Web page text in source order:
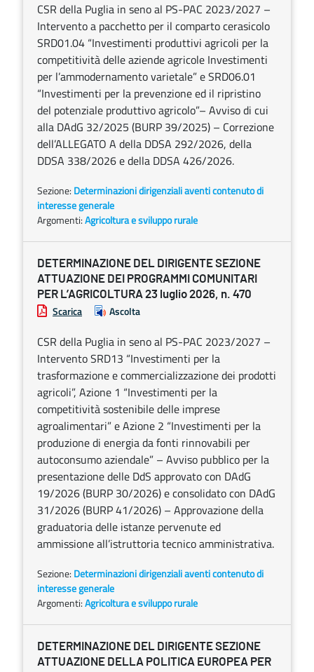
CSR della Puglia in seno al PS-PAC 2023/2027 –
Intervento a pacchetto per il comparto cerasicolo
SRD01.04 “Investimenti produttivi agricoli per la
competitività delle aziende agricole Investimenti
per l’ammodernamento varietale” e SRD06.01
“Investimenti per la prevenzione ed il ripristino
del potenziale produttivo agricolo”– Avviso di cui
alla DAdG 32/2025 (BURP 39/2025) – Correzione
dell’ALLEGATO A della DDSA 292/2026, della
DDSA 338/2026 e della DDSA 426/2026.
Sezione: Determinazioni dirigenziali aventi contenuto di
interesse generale
Argomenti:Agricoltura e sviluppo rurale
DETERMINAZIONE DEL DIRIGENTE SEZIONE
ATTUAZIONE DEI PROGRAMMI COMUNITARI
PER L’AGRICOLTURA 23 luglio 2026, n. 470
Scarica Ascolta
CSR della Puglia in seno al PS-PAC 2023/2027 –
Intervento SRD13 “Investimenti per la
trasformazione e commercializzazione dei prodotti
agricoli”, Azione 1 “Investimenti per la
competitività sostenibile delle imprese
agroalimentari” e Azione 2 “Investimenti per la
produzione di energia da fonti rinnovabili per
autoconsumo aziendale” – Avviso pubblico per la
presentazione delle DdS approvato con DAdG
19/2026 (BURP 30/2026) e consolidato con DAdG
31/2026 (BURP 41/2026) – Approvazione della
graduatoria delle istanze pervenute ed
ammissione all’istruttoria tecnico amministrativa.
Sezione: Determinazioni dirigenziali aventi contenuto di
interesse generale
Argomenti:Agricoltura e sviluppo rurale
DETERMINAZIONE DEL DIRIGENTE SEZIONE
ATTUAZIONE DELLA POLITICA EUROPEA PER